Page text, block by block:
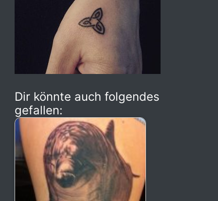
Dir könnte auch folgendes
gefallen: